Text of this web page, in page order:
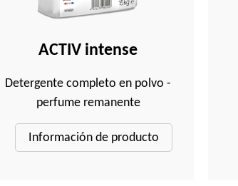
ACTIV intense
Detergente completo en polvo -
perfume remanente
Información de producto